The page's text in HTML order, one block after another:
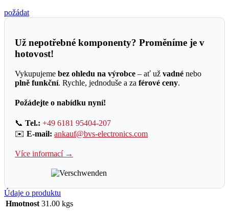
požádat
Už nepotřebné komponenty? Proměníme je v
hotovost!
Vykupujeme bez ohledu na výrobce – ať už vadné nebo
plně funkční. Rychle, jednoduše a za férové ceny.
Požádejte o nabídku nyní!
📞 Tel.: +49 6181 95404-207
✉️ E-mail: ankauf@bvs-electronics.com
Více informací →
Údaje o produktu
Hmotnost 31.00 kgs